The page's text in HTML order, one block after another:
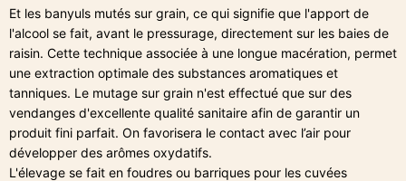
Et les banyuls mutés sur grain, ce qui signifie que l'apport de
l'alcool se fait, avant le pressurage, directement sur les baies de
raisin. Cette technique associée à une longue macération, permet
une extraction optimale des substances aromatiques et
tanniques. Le mutage sur grain n'est effectué que sur des
vendanges d'excellente qualité sanitaire afin de garantir un
produit fini parfait. On favorisera le contact avec l’air pour
développer des arômes oxydatifs.
L'élevage se fait en foudres ou barriques pour les cuvées